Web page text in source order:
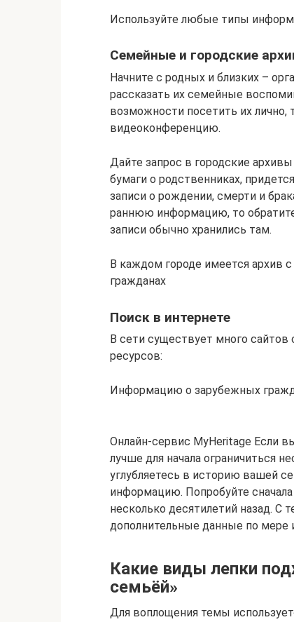
Используйте любые типы
Семейные и городские
Начните с родных и близких –
рассказать их семейные
возможности посетить их лично,
видеоконференцию.
Дайте запрос в городские
бумаги о родственниках,
записи о рождении, смерти и
раннюю информацию, то
записи обычно хранились там.
В каждом городе имеется
гражданах
Поиск в интернете
В сети существует много
ресурсов:
Информацию о зарубежных
Онлайн-сервис MyHeritage Если
лучше для начала ограничиться
углубляетесь в историю вашей
информацию. Попробуйте
несколько десятилетий назад.
дополнительные данные по мере
Какие виды лепки
семьёй»
Для воплощения темы